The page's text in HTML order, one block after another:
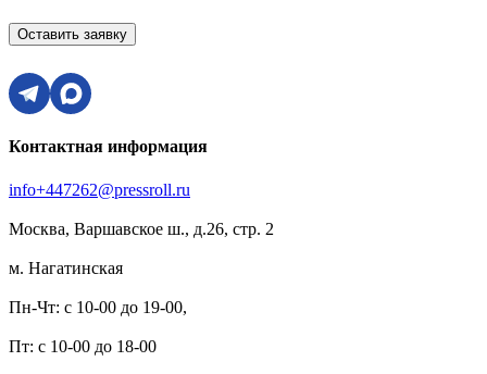
Оставить заявку
Контактная информация
info+447262@pressroll.ru
Москва, Варшавское ш., д.26, стр. 2
м. Нагатинская
Пн-Чт: с 10-00 до 19-00,
Пт: с 10-00 до 18-00